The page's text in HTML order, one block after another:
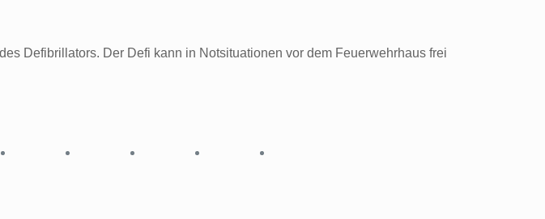
Defibrillators. Der Defi kann in Notsituationen vor dem Feuerwehrhaus frei